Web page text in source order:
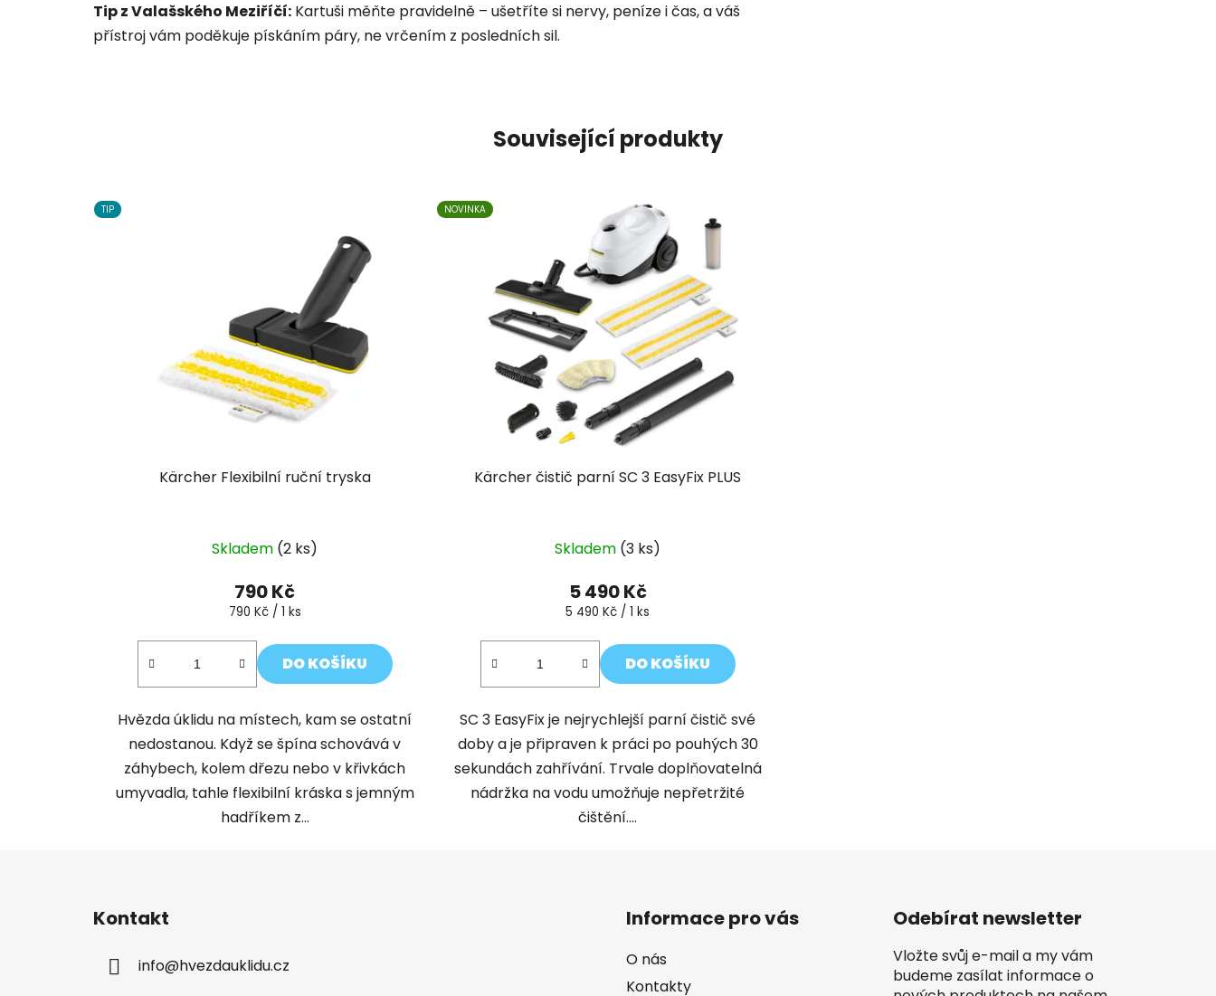
Tip z Valašského Meziříčí: Kartuši měňte pravidelně – ušetříte si nervy, peníze i čas, a váš
přístroj vám poděkuje pískáním páry, ne vrčením z posledních sil.
Související produkty
TIP
Kärcher Flexibilní ruční tryska
Skladem (2 ks)
790 Kč
Měrná
790 Kč / 1 ks
DO KOŠÍKU
Hvězda úklidu na místech, kam se ostatní
nedostanou. Když se špína schovává v
záhybech, kolem dřezu nebo v křivkách
umyvadla, tahle flexibilní kráska s jemným
hadříkem z...
NOVINKA
Kärcher čistič parní SC 3 EasyFix PLUS
Skladem (3 ks)
5 490 Kč
Měrná
5 490 Kč / 1 ks
DO KOŠÍKU
SC 3 EasyFix je nejrychlejší parní čistič své
doby a je připraven k práci po pouhých 30
sekundách zahřívání. Trvale doplňovatelná
nádržka na vodu umožňuje nepřetržité
čištění....
Kontakt
info@hvezdauklidu.cz
Informace pro vás
O nás
Kontakty
Odebírat newsletter
Vložte svůj e-mail a my vám
budeme zasílat informace o